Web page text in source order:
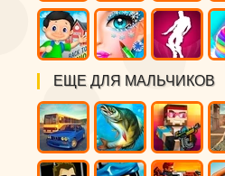
ЕЩЕ ДЛЯ МАЛЬЧИКОВ